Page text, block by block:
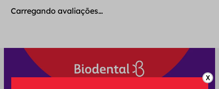
Carregando avaliações…
X